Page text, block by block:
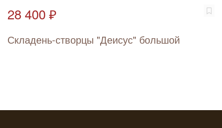
28 400 ₽
Складень-створцы "Деисус" большой